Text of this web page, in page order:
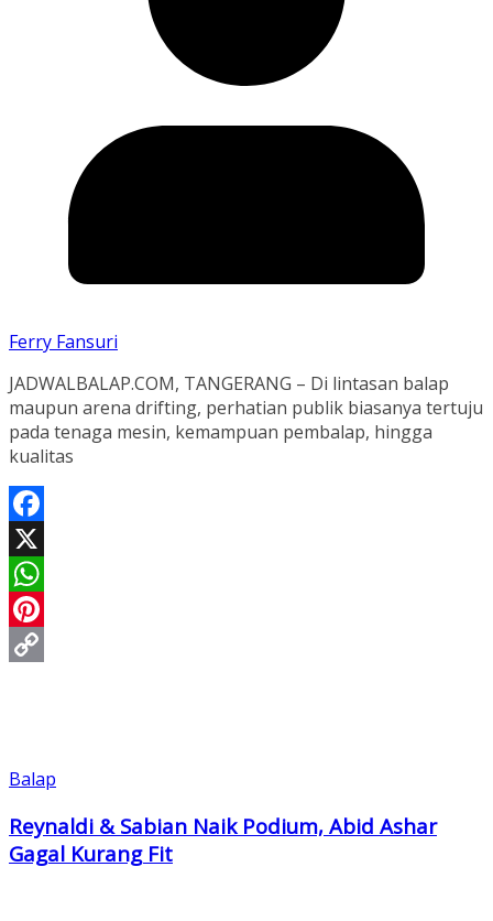
Ferry Fansuri
JADWALBALAP.COM, TANGERANG – Di lintasan balap
maupun arena drifting, perhatian publik biasanya tertuju
pada tenaga mesin, kemampuan pembalap, hingga
kualitas
Facebook
X
WhatsApp
Pinterest
Balap
Reynaldi & Sabian Naik Podium, Abid Ashar
Gagal Kurang Fit